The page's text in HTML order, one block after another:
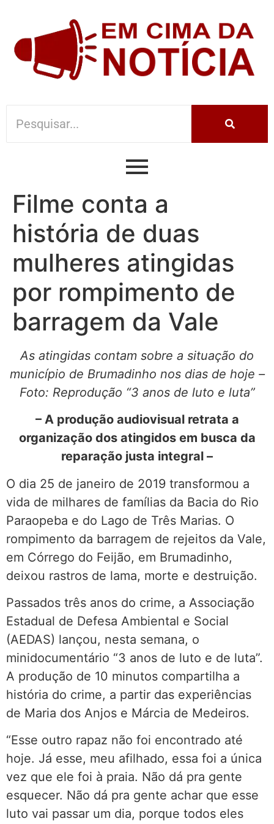
Filme conta a
história de duas
mulheres atingidas
por rompimento de
barragem da Vale
As atingidas contam sobre a situação do
município de Brumadinho nos dias de hoje –
Foto: Reprodução “3 anos de luto e luta”
– A produção audiovisual retrata a
organização dos atingidos em busca da
reparação justa integral –
O dia 25 de janeiro de 2019 transformou a
vida de milhares de famílias da Bacia do Rio
Paraopeba e do Lago de Três Marias. O
rompimento da barragem de rejeitos da Vale,
em Córrego do Feijão, em Brumadinho,
deixou rastros de lama, morte e destruição.
Passados três anos do crime, a Associação
Estadual de Defesa Ambiental e Social
(AEDAS) lançou, nesta semana, o
minidocumentário “3 anos de luto e de luta”.
A produção de 10 minutos compartilha a
história do crime, a partir das experiências
de Maria dos Anjos e Márcia de Medeiros.
“Esse outro rapaz não foi encontrado até
hoje. Já esse, meu afilhado, essa foi a única
vez que ele foi à praia. Não dá pra gente
esquecer. Não dá pra gente achar que esse
luto vai passar um dia, porque todos eles